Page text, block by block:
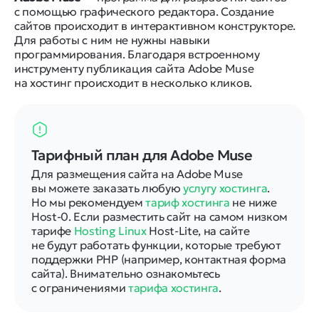
с помощью графического редактора. Создание
сайтов происходит в интерактивном конструкторе.
Для работы с ним не нужны навыки
программирования. Благодаря встроенному
инструменту публикация сайта Adobe Muse
на хостинг происходит в несколько кликов.
Тарифный план для Adobe Muse
Для размещения сайта на Adobe Muse
вы можете заказать любую услугу хостинга.
Но мы рекомендуемтариф хостинга не ниже
Host-0. Если разместить сайт на самом низком
тарифе Hosting LinuxHost-Lite, на сайте
не будут работать функции, которые требуют
поддержки PHP (например, контактная форма
сайта). Внимательно ознакомьтесь
с ограничениями тарифа хостинга.